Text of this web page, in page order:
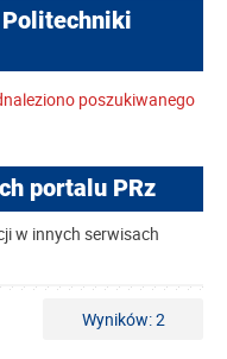
poszukiwanego
portalu PRz
w innych serwisach
Wyników: 2